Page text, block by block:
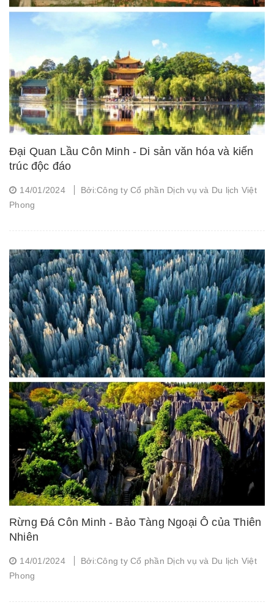
Đại Quan Lầu Côn Minh - Di sản văn hóa và kiến
trúc độc đáo
14/01/2024
Bởi:Công ty Cổ phần Dịch vụ và Du lịch Việt
Phong
Rừng Đá Côn Minh - Bảo Tàng Ngoại Ô của Thiên
Nhiên
14/01/2024
Bởi:Công ty Cổ phần Dịch vụ và Du lịch Việt
Phong